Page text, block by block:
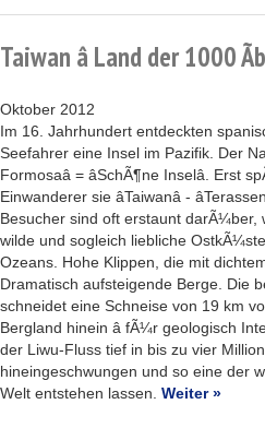
Taiwan â Land der 1000
Oktober 2012
Im 16. Jahrhundert entdeckten
Seefahrer eine Insel im Pazifik. Der
Formosaâ = âSchÃ¶ne Inselâ.
Einwanderer sie âTaiwanâ -
Besucher sind oft erstaunt darÃ¼ber,
wilde und sogleich liebliche
Ozeans. Hohe Klippen, die mit
Dramatisch aufsteigende Berge. Die
schneidet eine Schneise von 19 km
Bergland hinein â fÃ¼r geologisch
der Liwu-Fluss tief in bis zu vier
hineingeschwungen und so eine der
Welt entstehen lassen. Weiter »